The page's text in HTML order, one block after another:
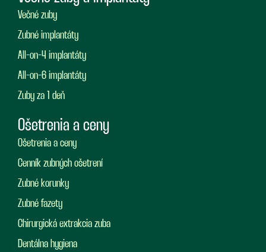
Večné zuby
Zubné implantáty
All-on-4 implantáty
All-on-6 implantáty
Zuby za 1 deň
Ošetrenia a ceny
Ošetrenia a ceny
Cenník zubných ošetrení
Zubné korunky
Zubné fazety
Chirurgická extrakcia zuba
Dentálna hygiena